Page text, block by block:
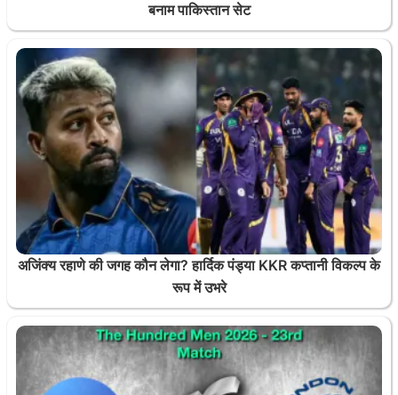
बनाम पाकिस्तान सेट
अजिंक्य रहाणे की जगह कौन लेगा? हार्दिक पंड्या KKR कप्तानी विकल्प के
रूप में उभरे